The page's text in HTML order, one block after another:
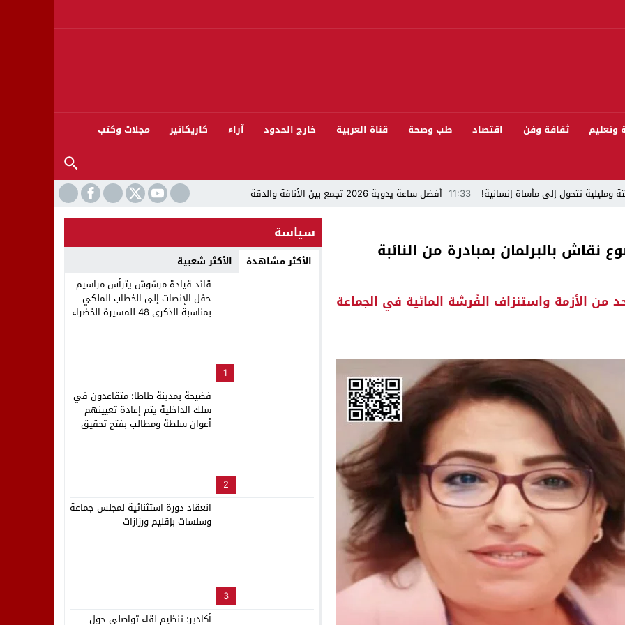
وتعليم ثقافة وفن اقتصاد طب وصحة قناة العربية خارج الحدود آراء كاريكاتير مجلات وكتب
ومليلية تتحول إلى مأساة إنسانية! 11:33 أفضل ساعة يدوية 2026 تجمع بين الأناقة والدقة
بيئيا بغابة المقاومة بمدينة الخميسات
تيفلت يجمع السياسيين “الأصدقاء/الأعداء” في الموسم السنوي للتبوريدة في دورته 13
محمود عرشان رئيسا للكونفدرالية الإفريقية للكرة الحديدية؟
فيها بصيغة أخرى
وملف “ماء القصبة” يفجّر الأوضاع
نقاش بالبرلمان بمبادرة من النائبة
من الأزمة واستنزاف الفُرشة المائية في الجماعة
سياسة
الأكثر مشاهدة الأكثر شعبية
1
قائد قيادة مرشوش يترأس مراسيم
حفل الإنصات إلى الخطاب الملكي
بمناسبة الذكرى 48 للمسيرة الخضراء
2
فضيحة بمدينة طاطا: متقاعدون في
سلك الداخلية يتم إعادة تعيينهم
أعوان سلطة ومطالب بفتح تحقيق
3
انعقاد دورة استثنائية لمجلس جماعة
وسلسات بإقليم ورزازات
أكادير: تنظيم لقاء تواصلي حول